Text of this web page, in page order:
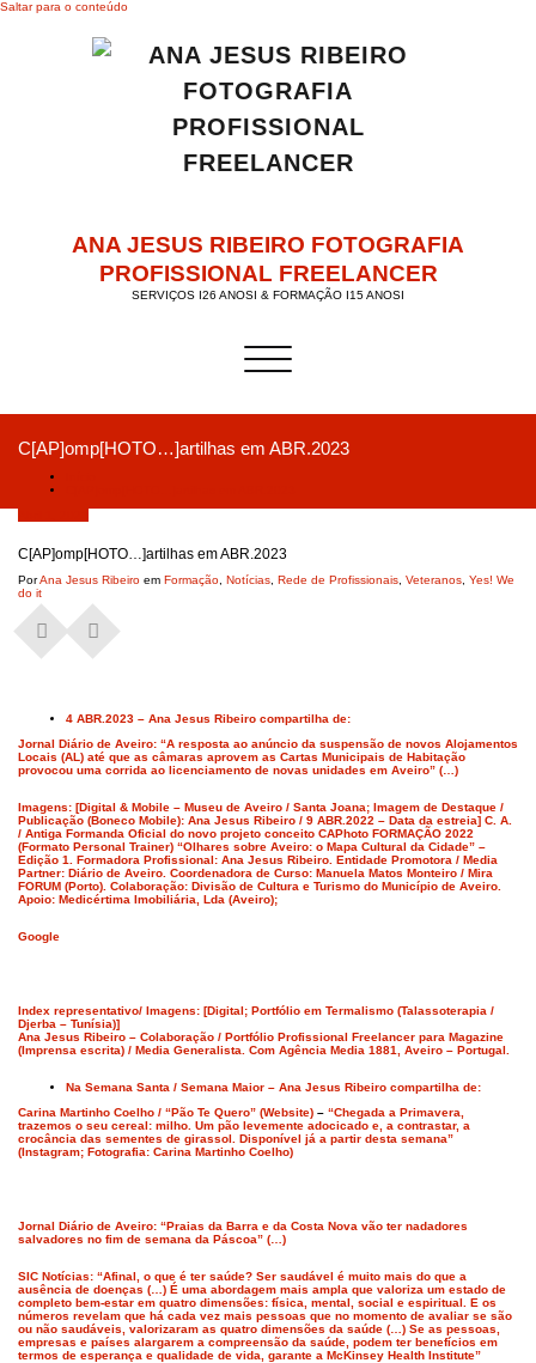
Saltar para o conteúdo
ANA JESUS RIBEIRO FOTOGRAFIA
PROFISSIONAL FREELANCER
SERVIÇOS I26 ANOSI & FORMAÇÃO I15 ANOSI
Alternar a navegação
C[AP]omp[HOTO…]artilhas em ABR.2023
C[AP]omp[HOTO…]artilhas em ABR.2023
PorAna Jesus Ribeiro em Formação Notícias Rede de Profissionais Veteranos Yes! We
do it
4 ABR.2023 – Ana Jesus Ribeiro compartilha de:
Jornal Diário de Aveiro: “A resposta ao anúncio da suspensão de novos Alojamentos
Locais (AL) até que as câmaras aprovem as Cartas Municipais de Habitação
provocou uma corrida ao licenciamento de novas unidades em Aveiro” (…)
Imagens: [Digital & Mobile – Museu de Aveiro / Santa Joana; Imagem de Destaque /
Publicação (Boneco Mobile): Ana Jesus Ribeiro / 9 ABR.2022 – Data da estreia] C. A.
/ Antiga Formanda Oficial do novo projeto conceito CAPhoto FORMAÇÃO 2022
(Formato Personal Trainer) “Olhares sobre Aveiro: o Mapa Cultural da Cidade” –
Edição 1. Formadora Profissional: Ana Jesus Ribeiro. Entidade Promotora / Media
Partner: Diário de Aveiro. Coordenadora de Curso: Manuela Matos Monteiro / Mira
FORUM (Porto). Colaboração: Divisão de Cultura e Turismo do Município de Aveiro.
Apoio: Medicértima Imobiliária, Lda (Aveiro);
Google
Index representativo/ Imagens: [Digital; Portfólio em Termalismo (Talassoterapia /
Djerba – Tunísia)]
Ana Jesus Ribeiro – Colaboração / Portfólio Profissional Freelancer para Magazine
(Imprensa escrita) / Media Generalista. Com Agência Media 1881, Aveiro – Portugal.
Na Semana Santa / Semana Maior – Ana Jesus Ribeiro compartilha de:
Carina Martinho Coelho / “Pão Te Quero” (Website) – “Chegada a Primavera,
trazemos o seu cereal: milho. Um pão levemente adocicado e, a contrastar, a
crocância das sementes de girassol. Disponível já a partir desta semana”
(Instagram; Fotografia: Carina Martinho Coelho)
Jornal Diário de Aveiro: “Praias da Barra e da Costa Nova vão ter nadadores
salvadores no fim de semana da Páscoa” (…)
SIC Notícias: “Afinal, o que é ter saúde? Ser saudável é muito mais do que a
ausência de doenças (…) É uma abordagem mais ampla que valoriza um estado de
completo bem-estar em quatro dimensões: física, mental, social e espiritual. E os
números revelam que há cada vez mais pessoas que no momento de avaliar se são
ou não saudáveis, valorizaram as quatro dimensões da saúde (…) Se as pessoas,
empresas e países alargarem a compreensão da saúde, podem ter benefícios em
termos de esperança e qualidade de vida, garante a McKinsey Health Institute”